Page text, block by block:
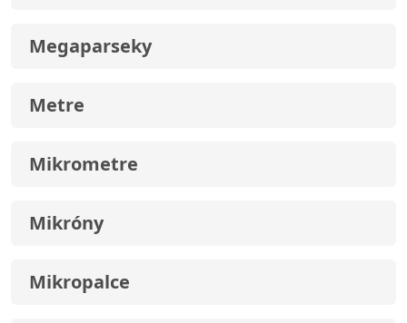
Megaparseky
Metre
Mikrometre
Mikróny
Mikropalce